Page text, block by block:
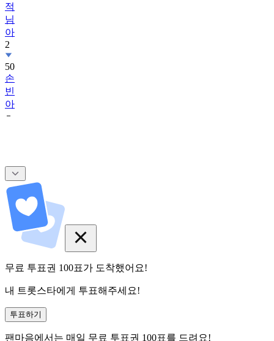
적
님
아
2
50
손
빈
아
무료 투표권 100표가 도착했어요!
내 트롯스타에게 투표해주세요!
투표하기
팬마음에서는 매일 무료 투표권 100표를 드려요!